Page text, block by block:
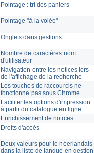
Pointage : tri des paniers
Pointage "à la volée"
Onglets dans gestions
Nombre de caractères nom
d'utilisateur
Navigation entre les notices lors
de l'affichage de la recherche
Les touches de raccourcis ne
fonctionne pas sous Chrome
Faciliter les options d'impression
à partir du catalogue en ligne
Enrichissement de notices
Droits d'accès
Deux valeurs pour le néerlandais
dans la liste de langue en gestion